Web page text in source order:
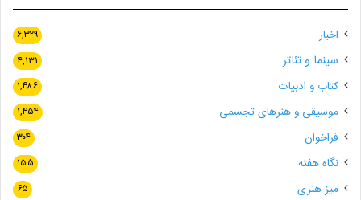
اخبار ۶,۳۲۹
سینما و تئاتر ۴,۱۳۱
کتاب و ادبیات ۱,۴۸۶
موسیقی و هنرهای تجسمی ۱,۴۵۴
فراخوان ۳۰۴
نگاه هفته ۱۵۵
میز هنری ۶۵